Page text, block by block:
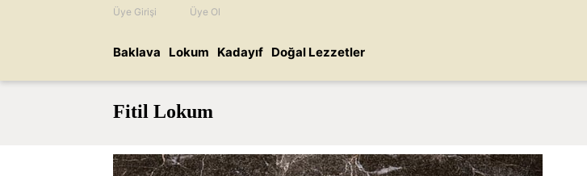
Üye Girişi Üye Ol
Baklava Lokum Kadayıf Doğal Lezzetler
Fitil Lokum